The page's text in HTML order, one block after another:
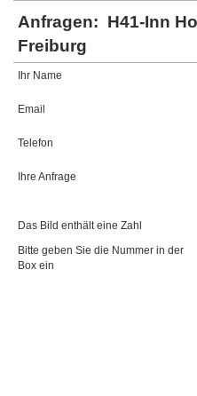
Anfragen: H41-Inn
Freiburg
Ihr Name
Email
Telefon
Ihre Anfrage
Das Bild enthält eine Zahl
Bitte geben Sie die Nummer in der
Box ein